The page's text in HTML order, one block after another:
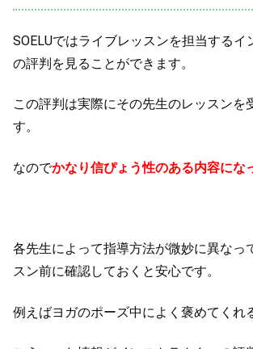
SOELUではライブレッスンを担当するイ
の評判を見ることができます。
この評判は実際にその先生のレッスンを
す。
なのでかなり信ぴょう性のある内容にな
各先生によって指導方法が微妙に異なっ
スン前に確認しておくと安心です。
例えばヨガのポーズ中によく褒めてくれ